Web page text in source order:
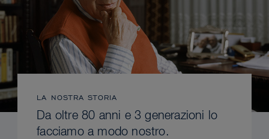
LA NOSTRA STORIA
Da oltre 80 anni e 3 generazioni lo
facciamo a modo nostro.